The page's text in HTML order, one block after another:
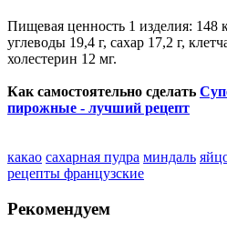
Пищевая ценность 1 изделия: 148
углеводы 19,4 г, сахар 17,2 г,
холестерин 12 мг.
Как самостоятельно сделать
пирожные - лучший рецепт
какао сахарная пудра миндаль
рецепты французские
Рекомендуем